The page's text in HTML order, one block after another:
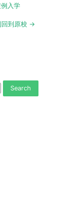
入学
回到原校 →